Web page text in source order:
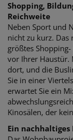
Shopping,
Reichweite
Neben Sport und
nicht zu kurz.
größtes
vor Ihrer Haustür.
dort, und die
Sie in einer
erwartet Sie ein
Kinosälen, der
Ein